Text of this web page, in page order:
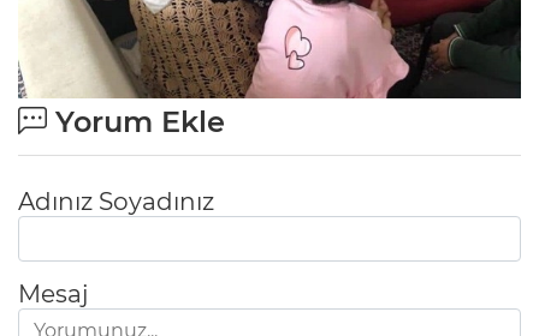
Yorum Ekle
Adınız Soyadınız
Mesaj